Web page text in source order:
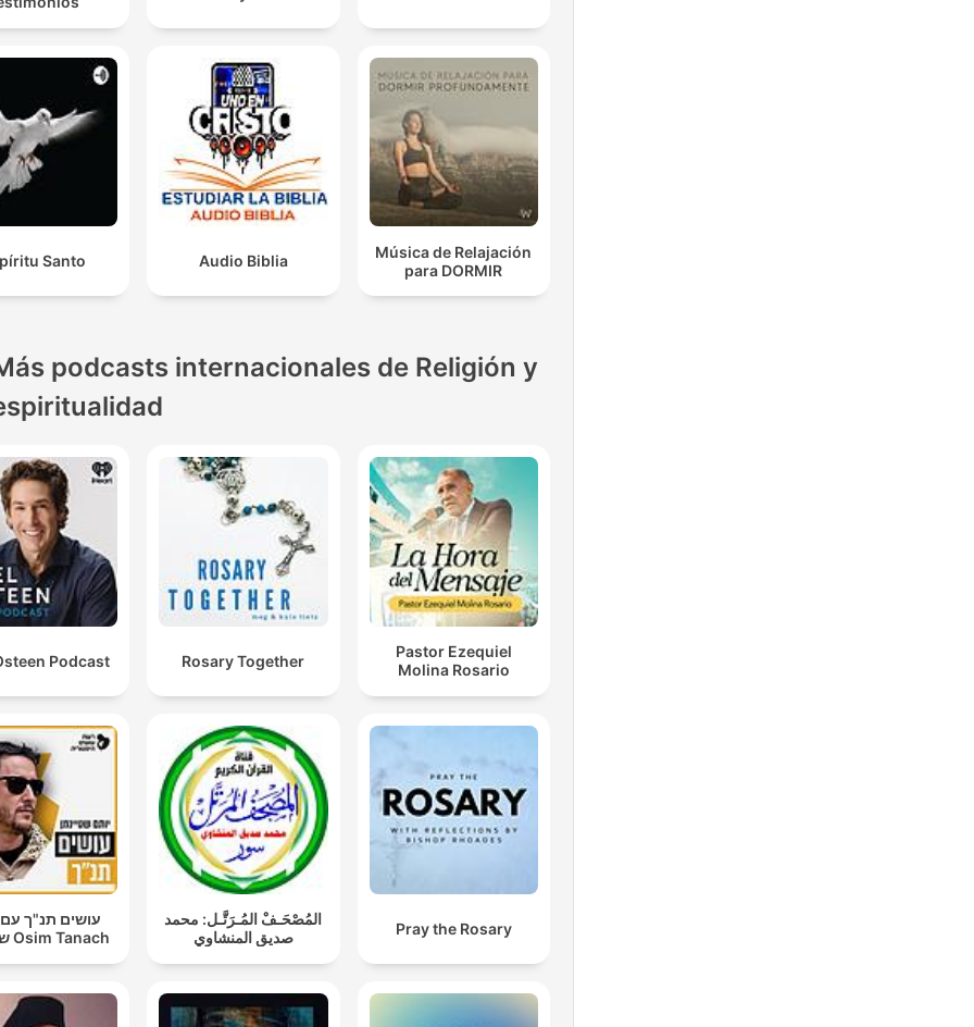
Santo Audio Biblia
Música de Relajación
para DORMIR
podcasts internacionales de Religión y
Podcast Rosary Together
Pastor Ezequiel
Molina Rosario
עושים תנ"ך
שטיינמן Osim Tanach
المُصْحَـفْ المُـرَتَّـل: محمد
صديق المنشاوي
Pray the Rosary